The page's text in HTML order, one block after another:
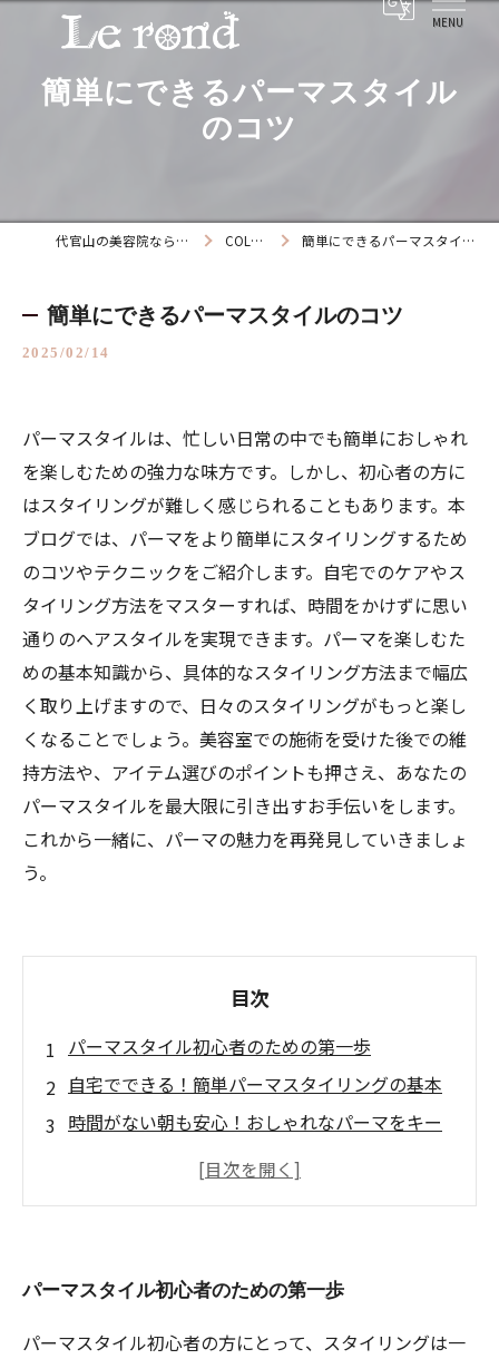
簡単にできるパーマスタイル
のコツ
代官山の美容院ならLe rond COLUMN 簡単にできるパーマスタイルのコツ
簡単にできるパーマスタイルのコツ
2025/02/14
パーマスタイルは、忙しい日常の中でも簡単におしゃれ
を楽しむための強力な味方です。しかし、初心者の方に
はスタイリングが難しく感じられることもあります。本
ブログでは、パーマをより簡単にスタイリングするため
のコツやテクニックをご紹介します。自宅でのケアやス
タイリング方法をマスターすれば、時間をかけずに思い
通りのヘアスタイルを実現できます。パーマを楽しむた
めの基本知識から、具体的なスタイリング方法まで幅広
く取り上げますので、日々のスタイリングがもっと楽し
くなることでしょう。美容室での施術を受けた後での維
持方法や、アイテム選びのポイントも押さえ、あなたの
パーマスタイルを最大限に引き出すお手伝いをします。
これから一緒に、パーマの魅力を再発見していきましょ
う。
目次
パーマスタイル初心者のための第一歩
自宅でできる！簡単パーマスタイリングの基本
時間がない朝も安心！おしゃれなパーマをキー
あなたのパーマスタイルを引き立てるアイテム
選び
パーマスタイル初心者のための第一歩
パーマスタイル初心者の方にとって、スタイリングは一